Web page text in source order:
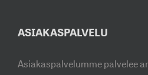
ASIAKASPALVELU
Asiakaspalvelumme palvelee